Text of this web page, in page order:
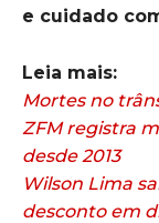
e cuidado
Leia mais:
Mortes no
ZFM registra
desde 2013
Wilson Lima
desconto em